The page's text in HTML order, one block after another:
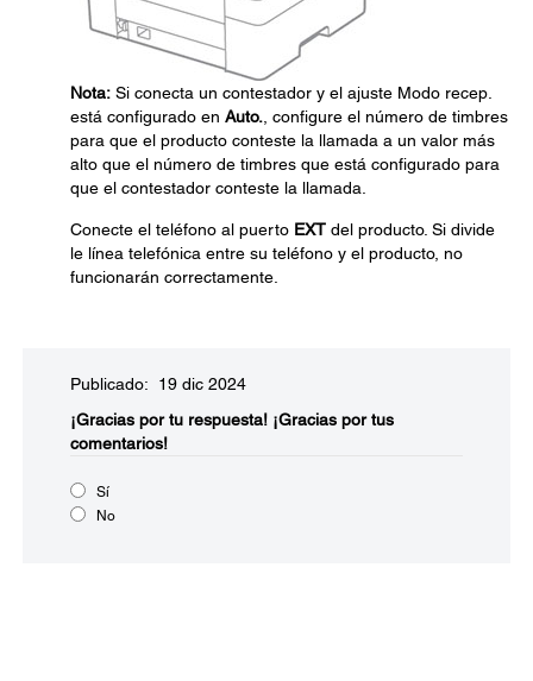
Nota: Si conecta un contestador y el ajuste Modo recep.
está configurado en Auto. , configure el número de timbres
para que el producto conteste la llamada a un valor más
alto que el número de timbres que está configurado para
que el contestador conteste la llamada.
Conecte el teléfono al puerto EXT del producto. Si divide
le línea telefónica entre su teléfono y el producto, no
funcionarán correctamente.
Publicado: 19 dic 2024
¡Gracias por tu respuesta! ¡Gracias por tus
comentarios!
Sí
No